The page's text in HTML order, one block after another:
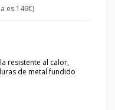
es 149€)
resistente al calor,
de metal fundido